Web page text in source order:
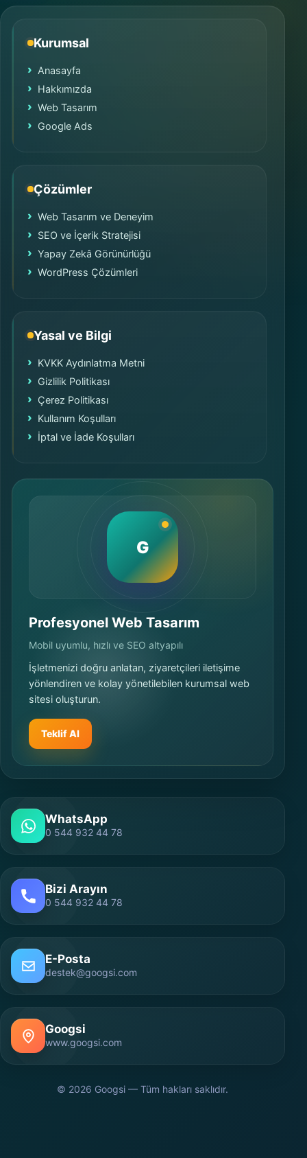
Kurumsal
Anasayfa
Hakkımızda
Web Tasarım
Google Ads
Çözümler
Web Tasarım ve Deneyim
SEO ve İçerik Stratejisi
Yapay Zekâ Görünürlüğü
WordPress Çözümleri
Yasal ve Bilgi
KVKK Aydınlatma Metni
Gizlilik Politikası
Çerez Politikası
Kullanım Koşulları
İptal ve İade Koşulları
G
Profesyonel Web Tasarım
Mobil uyumlu, hızlı ve SEO altyapılı
İşletmenizi doğru anlatan, ziyaretçileri iletişime
yönlendiren ve kolay yönetilebilen kurumsal web
sitesi oluşturun.
Teklif Al
WhatsApp
0 544 932 44 78
Bizi Arayın
0 544 932 44 78
E-Posta
destek@googsi.com
Googsi
www.googsi.com
© 2026 Googsi — Tüm hakları saklıdır.